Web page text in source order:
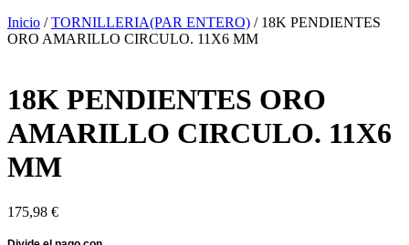
Inicio /TORNILLERIA(PAR ENTERO) / 18K PENDIENTES
ORO AMARILLO CIRCULO. 11X6 MM
18K PENDIENTES ORO
AMARILLO CIRCULO. 11X6
MM
175,98 €